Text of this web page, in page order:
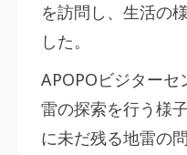
を訪問し、生活の
した。
APOPOビジター
雷の探索を行う様
に未だ残る地雷の